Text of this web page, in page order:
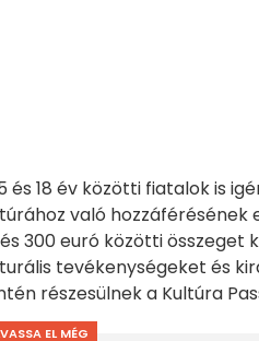
és 18 év közötti fiatalok is
való
300 euró közötti
tevékenységeket és
részesülnek a Kultúra
EL MÉG